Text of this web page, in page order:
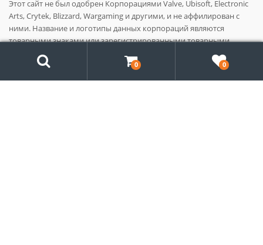
Этот сайт не был одобрен Корпорациями Valve, Ubisoft, Electronic
Arts, Crytek, Blizzard, Wargaming и другими, и не аффилирован с
ними. Название и логотипы данных корпораций являются
товарными знаками или зарегистрированными товарными
знаками этих Корпораций в США, России и/или других странах.
Все права сохранены. Все названия продуктов, компаний и марок,
0 0